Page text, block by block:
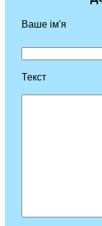
Ваше ім'я
Текст